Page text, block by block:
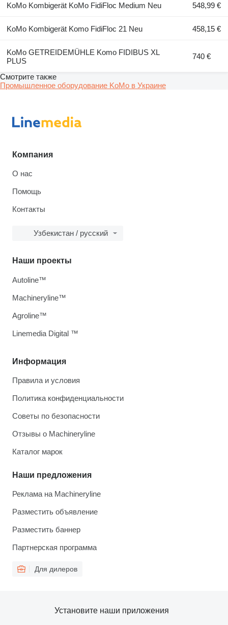
KoMo Kombigerät KoMo FidiFloc Medium Neu 548,99 €
KoMo Kombigerät Komo FidiFloc 21 Neu 458,15 €
KoMo GETREIDEMÜHLE Komo FIDIBUS XL
PLUS
740 €
Смотрите также
Промышленное оборудование KoMo в Украине
Компания
О нас
Помощь
Контакты
Узбекистан / русский
Информация
Правила и условия
Политика конфиденциальности
Советы по безопасности
Отзывы о Machineryline
Каталог марок
Наши предложения
Реклама на Machineryline
Разместить объявление
Разместить баннер
Партнерская программа
Для дилеров
Наши проекты
Autoline™
Machineryline™
Agroline™
Linemedia Digital ™
Установите наши приложения